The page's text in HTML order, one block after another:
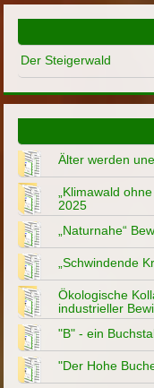
Der Steigerwald
Älter werden
„Klimawald
2025
„Naturnahe“
„Schwindende
Ökologische
industrieller
"B" - ein
"Der Hohe